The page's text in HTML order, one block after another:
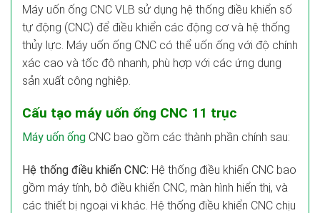
Máy uốn ống CNC VLB sử dụng hệ thống điều khiển số
tự động (CNC) để điều khiển các động cơ và hệ thống
thủy lực. Máy uốn ống CNC có thể uốn ống với độ chính
xác cao và tốc độ nhanh, phù hợp với các ứng dụng
sản xuất công nghiệp.
Cấu tạo máy uốn ống CNC 11 trục
Máy uốn ống CNC bao gồm các thành phần chính sau:
Hệ thống điều khiển CNC: Hệ thống điều khiển CNC bao
gồm máy tính, bộ điều khiển CNC, màn hình hiển thị, và
các thiết bị ngoại vi khác. Hệ thống điều khiển CNC chịu